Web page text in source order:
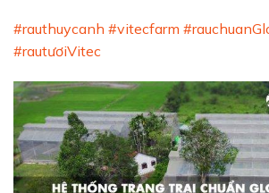
#rauthuycanh #vitecfarm
#rautươiVitec